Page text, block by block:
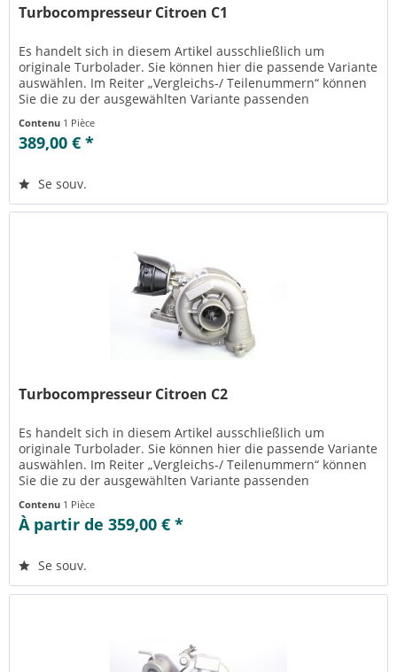
Turbocompresseur Citroen C1
Es handelt sich in diesem Artikel ausschließlich um
originale Turbolader. Sie können hier die passende Variante
auswählen. Im Reiter „Vergleichs-/ Teilenummern“ können
Sie die zu der ausgewählten Variante passenden
Contenu 1 Pièce
389,00 € *
Se souv.
Turbocompresseur Citroen C2
Es handelt sich in diesem Artikel ausschließlich um
originale Turbolader. Sie können hier die passende Variante
auswählen. Im Reiter „Vergleichs-/ Teilenummern“ können
Sie die zu der ausgewählten Variante passenden
Teilenummern einsehen....
Contenu 1 Pièce
À partir de 359,00 € *
Se souv.